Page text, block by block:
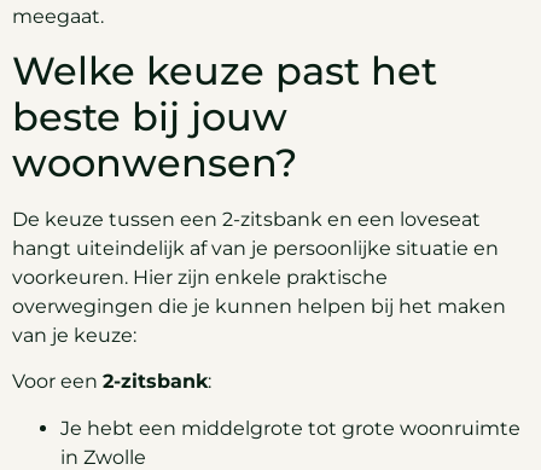
meegaat.
Welke keuze past het
beste bij jouw
woonwensen?
De keuze tussen een 2-zitsbank en een loveseat
hangt uiteindelijk af van je persoonlijke situatie en
voorkeuren. Hier zijn enkele praktische
overwegingen die je kunnen helpen bij het maken
van je keuze:
Voor een 2-zitsbank:
Je hebt een middelgrote tot grote woonruimte
in Zwolle